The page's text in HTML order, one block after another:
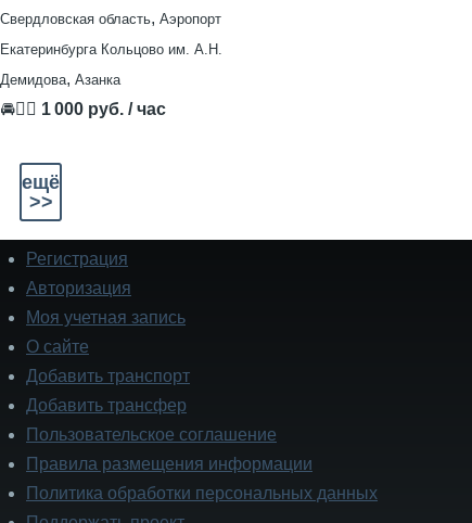
Свердловская область, Аэропорт
Екатеринбурга Кольцово им. А.Н.
Демидова, Азанка
🚘👨‍✈ 1 000 руб. / час
ещё
>>
Подвал
Регистрация
Авторизация
Моя учетная запись
О сайте
Добавить транспорт
Добавить трансфер
Пользовательское соглашение
Правила размещения информации
Политика обработки персональных данных